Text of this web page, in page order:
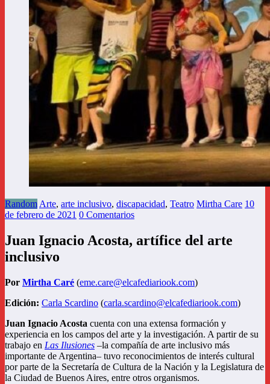
RandomArte, arte inclusivo, discapacidad, Teatro Mirtha Care 10
de febrero de 2021 0 Comentarios
Juan Ignacio Acosta, artífice del arte
inclusivo
Por Mirtha Caré (eme.care@elcafediariook.com)
Edición: Carla Scardino (carla.scardino@elcafediariook.com)
Juan Ignacio Acosta cuenta con una extensa formación y
experiencia en los campos del arte y la investigación. A partir de su
trabajo en Las Ilusiones –la compañía de arte inclusivo más
importante de Argentina– tuvo reconocimientos de interés cultural
por parte de la Secretaría de Cultura de la Nación y la Legislatura de
la Ciudad de Buenos Aires, entre otros organismos.